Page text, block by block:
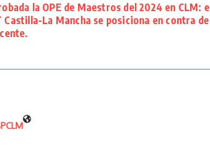
la OPE de Maestros del 2024 en CLM:
Castilla-La Mancha se posiciona en contra